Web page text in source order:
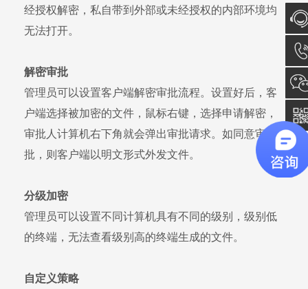
经授权解密，私自带到外部或未经授权的内部环境均
无法打开。
解密审批
管理员可以设置客户端解密审批流程。设置好后，客
户端选择被加密的文件，鼠标右键，选择申请解密，
审批人计算机右下角就会弹出审批请求。如同意审
批，则客户端以明文形式外发文件。
分级加密
管理员可以设置不同计算机具有不同的级别，级别低
的终端，无法查看级别高的终端生成的文件。
自定义策略
在
询